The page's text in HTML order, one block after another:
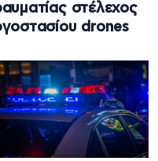
στέλεχος
drones